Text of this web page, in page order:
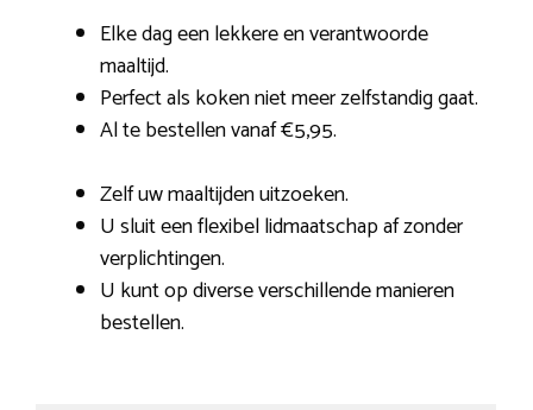
Elke dag een lekkere en verantwoorde
maaltijd.
Perfect als koken niet meer zelfstandig gaat.
Al te bestellen vanaf €5,95.
Zelf uw maaltijden uitzoeken.
U sluit een flexibel lidmaatschap af zonder
verplichtingen.
U kunt op diverse verschillende manieren
bestellen.